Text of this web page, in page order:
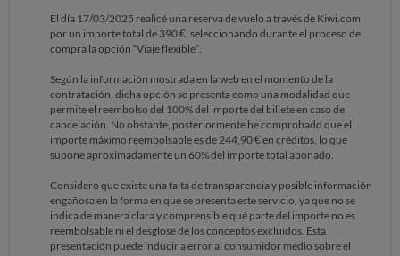
El día 17/03/2025 realicé una reserva de vuelo a través de Kiwi.com
por un importe total de 390 €, seleccionando durante el proceso de
compra la opción “Viaje flexible”.
Según la información mostrada en la web en el momento de la
contratación, dicha opción se presenta como una modalidad que
permite el reembolso del 100% del importe del billete en caso de
cancelación. No obstante, posteriormente he comprobado que el
importe máximo reembolsable es de 244,90 € en créditos, lo que
supone aproximadamente un 60% del importe total abonado.
Considero que existe una falta de transparencia y posible información
engañosa en la forma en que se presenta este servicio, ya que no se
indica de manera clara y comprensible qué parte del importe no es
reembolsable ni el desglose de los conceptos excluidos. Esta
presentación puede inducir a error al consumidor medio sobre el